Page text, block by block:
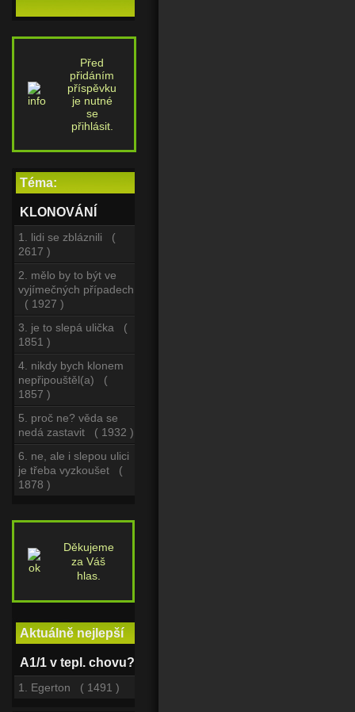
Před
přidáním
příspěvku
je nutné
se
přihlásit.
Téma:
KLONOVÁNÍ
1. lidi se zbláznili (
2617 )
2. mělo by to být ve
vyjímečných případech
( 1927 )
3. je to slepá ulička (
1851 )
4. nikdy bych klonem
nepřipouštěl(a) (
1857 )
5. proč ne? věda se
nedá zastavit ( 1932 )
6. ne, ale i slepou ulici
je třeba vyzkoušet (
1878 )
Děkujeme
za Váš
hlas.
Aktuálně nejlepší
A1/1 v tepl. chovu?
1. Egerton ( 1491 )